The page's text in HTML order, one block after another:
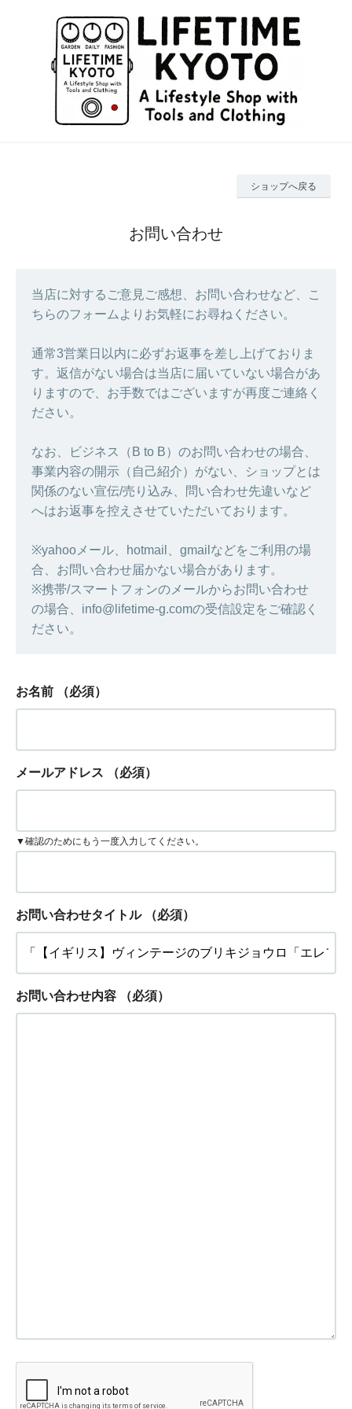
ショップへ戻る
お問い合わせ
当店に対するご意見ご感想、お問い合わせなど、こ
ちらのフォームよりお気軽にお尋ねください。
通常3営業日以内に必ずお返事を差し上げておりま
す。返信がない場合は当店に届いていない場合があ
りますので、お手数ではございますが再度ご連絡く
ださい。
なお、ビジネス（B to B）のお問い合わせの場合、
事業内容の開示（自己紹介）がない、ショップとは
関係のない宣伝/売り込み、問い合わせ先違いなど
へはお返事を控えさせていただいております。
※yahooメール、hotmail、gmailなどをご利用の場
合、お問い合わせ届かない場合があります。
※携帯/スマートフォンのメールからお問い合わせ
の場合、info@lifetime-g.comの受信設定をご確認く
ださい。
お名前 （必須）
メールアドレス （必須）
▼確認のためにもう一度入力してください。
お問い合わせタイトル （必須）
お問い合わせ内容 （必須）